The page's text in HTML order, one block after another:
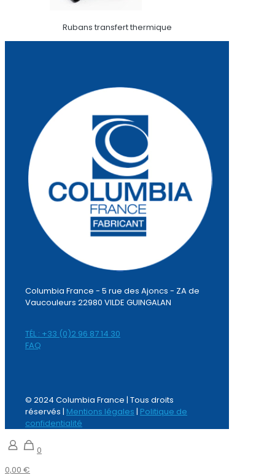
Rubans transfert thermique
Columbia France - 5 rue des Ajoncs - ZA de
Vaucouleurs 22980 VILDE GUINGALAN
TÉL : +33 (0)2 96 87 14 30
FAQ
© 2024 Columbia France | Tous droits
réservés | Mentions légales | Politique de
confidentialité
0
0,00 €